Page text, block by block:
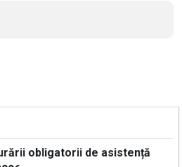
obligatorii de asistență